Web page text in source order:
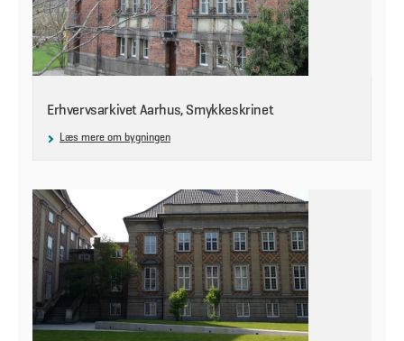
Erhvervsarkivet Aarhus, Smykkeskrinet
Læs mere om bygningen